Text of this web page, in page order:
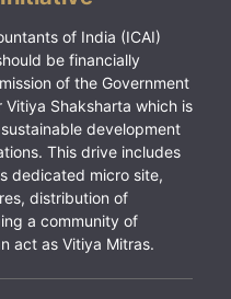
of India (ICAI)
be financially
of the Government
Shaksharta which is
development
This drive includes
dedicated micro site,
distribution of
a community of
act as Vitiya Mitras.